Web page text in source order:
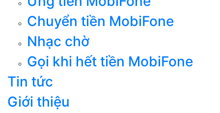
Chuyển tiền MobiFone
Nhạc chờ
Gọi khi hết tiền MobiFone
Tin tức
Giới thiệu